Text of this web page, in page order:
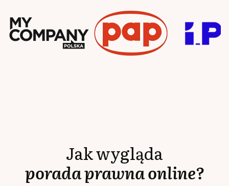
Jak wygląda
porada prawna online?